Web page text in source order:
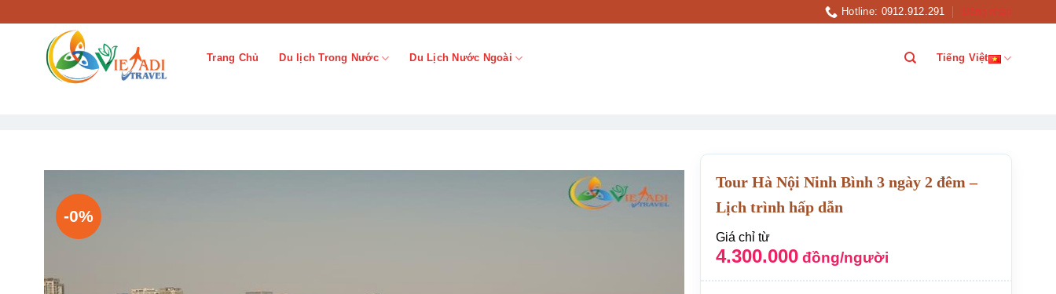
Hotline: 0912.912.291 Đăng nhập
Trang Chủ Du lịch Trong Nước Du Lịch Nước Ngoài Tiếng Việt
-0%
Tour Hà Nội Ninh Bình 3 ngày 2 đêm –
Lịch trình hấp dẫn
Giá chỉ từ
4.300.000 đồng/người